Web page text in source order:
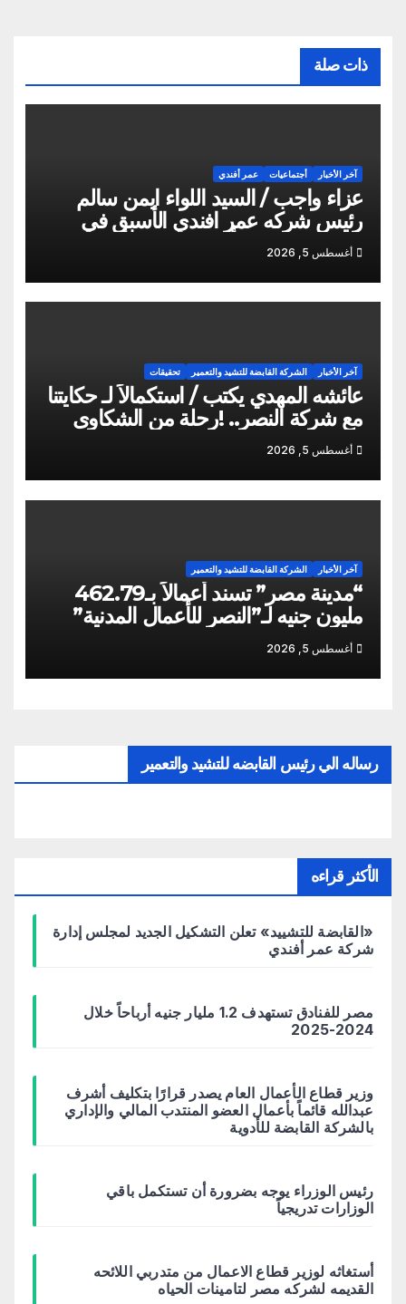
ذات صلة
آخر الأخبار أجتماعيات عمر أفندي
عزاء واجب / السيد اللواء ايمن سالم
رئيس شركه عمر افندي الأسبق في
وفاه المغفور له أخو سيادته م أيمن سالم
أغسطس 5, 2026
آخر الأخبار الشركة القابضة للتشيد والتعمير تحقيقات
عائشه المهدي يكتب / استكمالاً لـ حكايتنا
مع شركة النصر.. !رحلة من الشكاوى
ومزيد من التعنت المستمر.. و لجوء
للقابضة إلى صدمة الكواليس!
أغسطس 5, 2026
آخر الأخبار الشركة القابضة للتشيد والتعمير
“مدينة مصر” تسند أعمالاً بـ462.79
مليون جنيه لـ”النصر للأعمال المدنية”
أغسطس 5, 2026
رساله الي رئيس القابضه للتشيد والتعمير
الأكثر قراءه
«القابضة للتشييد» تعلن التشكيل الجديد لمجلس إدارة
شركة عمر أفندي
مصر للفنادق تستهدف 1.2 مليار جنيه أرباحاً خلال
2024-2025
وزير قطاع الأعمال العام يصدر قرارًا بتكليف أشرف
عبدالله قائماً بأعمال العضو المنتدب المالي والإداري
بالشركة القابضة للأدوية
رئيس الوزراء يوجه بضرورة أن تستكمل باقي
الوزارات تدريجياً
أستغاثه لوزير قطاع الاعمال من متدربي اللائحه
القديمه لشركه مصر لتامينات الحياه